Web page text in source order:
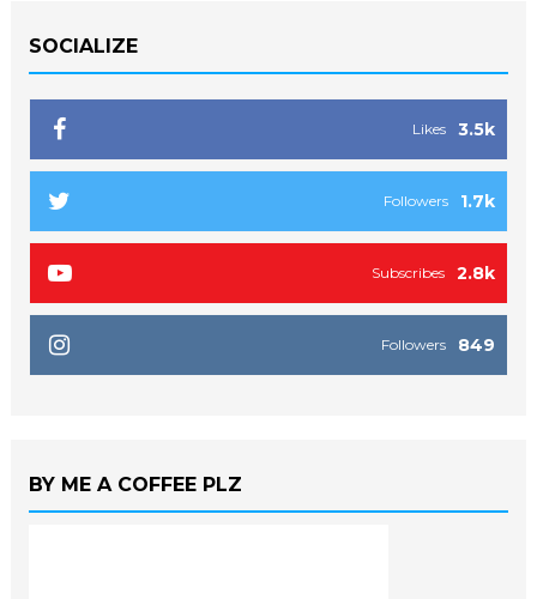
SOCIALIZE
3.5k
Likes
1.7k
Followers
2.8k
Subscribes
849
Followers
BY ME A COFFEE PLZ